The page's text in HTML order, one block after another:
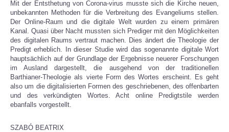
Mit der Entsthetung von Corona-virus musste sich die Kirche neuen,
unbekannten Methoden für die Verbreitung des Evangeliums stellen.
Der Online-Raum und die digitale Welt wurden zu einem primären
Kanal. Quasi über Nacht mussten sich Prediger mit den Möglichkeiten
des digitalen Raums vertraut machen. Dies ändert die Theologie der
Predigt erheblich. In dieser Studie wird das sogenannte digitale Wort
hauptsächlich auf der Grundlage der Ergebnisse neuerer Forschungen
im Ausland dargestellt, die ausgehend von der traditionellen
Barthianer-Theologie als vierte Form des Wortes erscheint. Es geht
also um die digitalisierten Formen des geschriebenen, des offenbarten
und des verkündigten Wortes. Acht online Predigtstile werden
ebanfalls vorgestellt.
SZABÓ BEATRIX